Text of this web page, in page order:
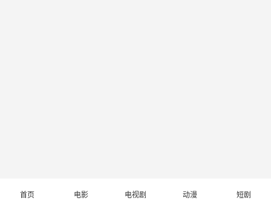
首页 电影 电视剧 动漫 短剧